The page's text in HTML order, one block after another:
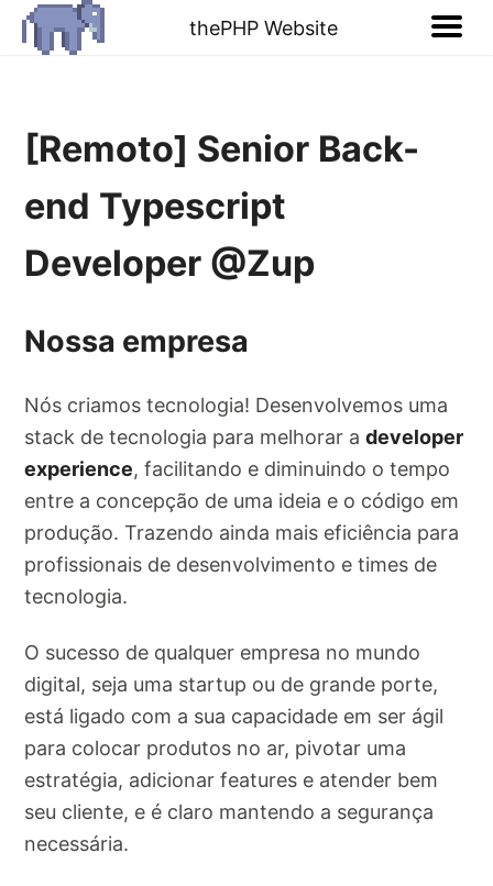
thePHP Website
[Remoto] Senior Back-
end Typescript
Developer @Zup
Nossa empresa
Nós criamos tecnologia! Desenvolvemos uma
stack de tecnologia para melhorar adeveloper
experience, facilitando e diminuindo o tempo
entre a concepção de uma ideia e o código em
produção. Trazendo ainda mais eficiência para
profissionais de desenvolvimento e times de
tecnologia.
O sucesso de qualquer empresa no mundo
digital, seja uma startup ou de grande porte,
está ligado com a sua capacidade em ser ágil
para colocar produtos no ar, pivotar uma
estratégia, adicionar features e atender bem
seu cliente, e é claro mantendo a segurança
necessária.